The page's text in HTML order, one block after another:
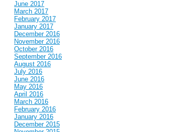
June 2017
March 2017
February 2017
January 2017
December 2016
November 2016
October 2016
September 2016
August 2016
July 2016
June 2016
May 2016
April 2016
March 2016
February 2016
January 2016
December 2015